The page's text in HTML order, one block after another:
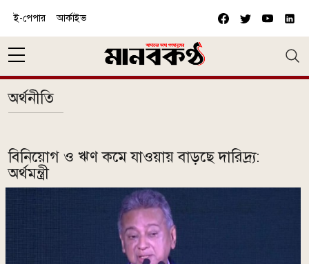
ই-পেপার আর্কাইভ
অর্থনীতি
বিনিয়োগ ও ঋণ কমে যাওয়ায় বাড়ছে দারিদ্র্য:
অর্থমন্ত্রী